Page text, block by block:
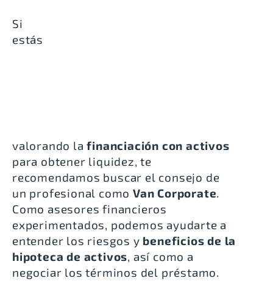
Si
estás
valorando lafinanciación con activos
para obtener liquidez, te
recomendamos buscar el consejo de
un profesional comoVan Corporate.
Como asesores financieros
experimentados, podemos ayudarte a
entender los riesgos y beneficios de la
hipoteca de activos, así como a
negociar los términos del préstamo.